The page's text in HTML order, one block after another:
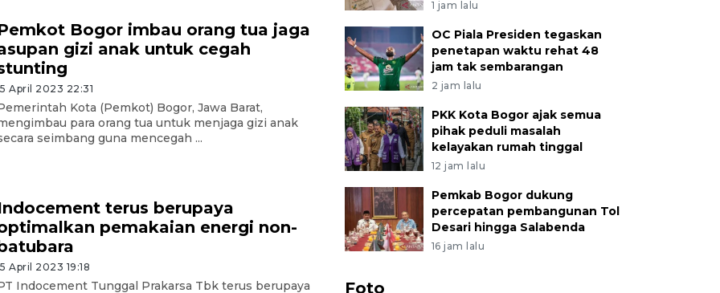
Bogor imbau orang tua jaga
gizi anak untuk cegah
April 2023 22:31
Kota (Pemkot) Bogor, Jawa Barat,
para orang tua untuk menjaga gizi anak
seimbang guna mencegah ...
terus berupaya
pemakaian energi non-
April 2023 19:18
Indocement Tunggal Prakarsa Tbk terus berupaya
1 jam lalu
OC Piala Presiden tegaskan
penetapan waktu rehat 48
jam tak sembarangan
2 jam lalu
PKK Kota Bogor ajak semua
pihak peduli masalah
kelayakan rumah tinggal
12 jam lalu
Pemkab Bogor dukung
percepatan pembangunan Tol
Desari hingga Salabenda
16 jam lalu
Foto